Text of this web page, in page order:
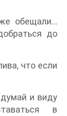
обещали...
до
что если
и виду
в